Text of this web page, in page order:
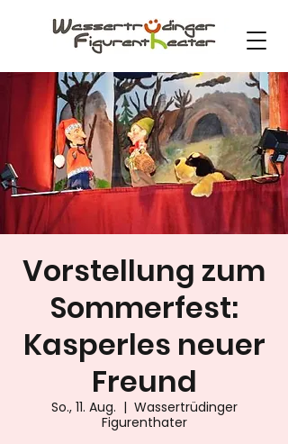
Vorstellung zum
Sommerfest:
Kasperles neuer
Freund
So., 11. Aug.
  |
Wassertrüdinger
Figurenthater